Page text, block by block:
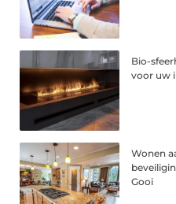
Bio-
voor uw
Wonen
Gooi